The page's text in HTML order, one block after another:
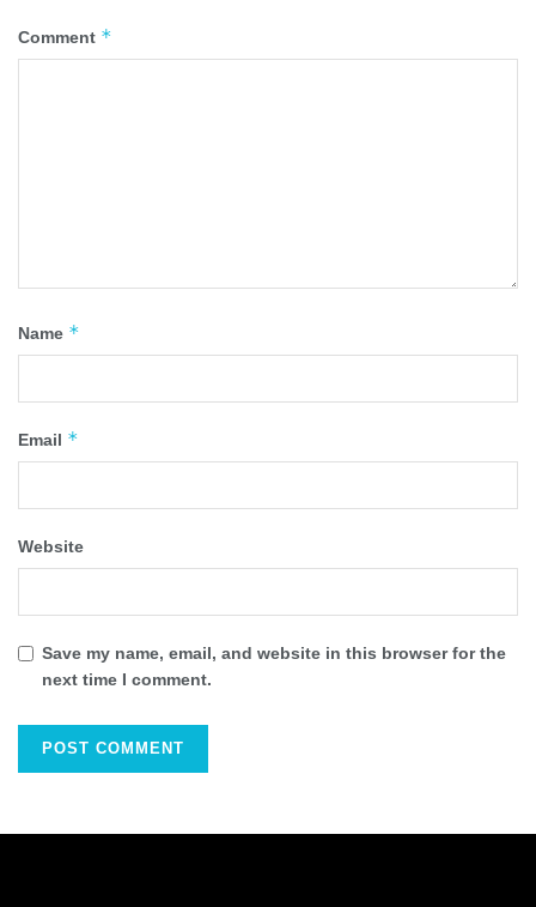
Comment *
Name *
Email *
Website
Save my name, email, and website in this browser for the
next time I comment.